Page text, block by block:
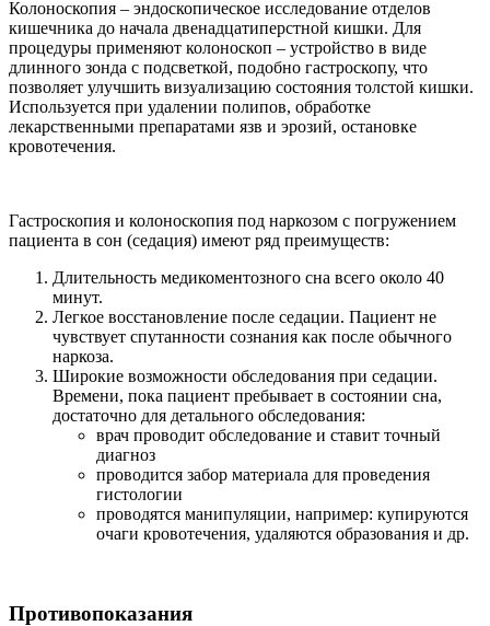
Колоноскопия – эндоскопическое исследование отделов
кишечника до начала двенадцатиперстной кишки. Для
процедуры применяют колоноскоп – устройство в виде
длинного зонда с подсветкой, подобно гастроскопу, что
позволяет улучшить визуализацию состояния толстой кишки.
Используется при удалении полипов, обработке
лекарственными препаратами язв и эрозий, остановке
кровотечения.
Гастроскопия и колоноскопия под наркозом с погружением
пациента в сон (седация) имеют ряд преимуществ:
Длительность медикоментозного сна всего около 40
минут.
Легкое восстановление после седации. Пациент не
чувствует спутанности сознания как после обычного
наркоза.
Широкие возможности обследования при седации.
Времени, пока пациент пребывает в состоянии сна,
достаточно для детального обследования:
врач проводит обследование и ставит точный
диагноз
проводится забор материала для проведения
гистологии
проводятся манипуляции, например: купируются
очаги кровотечения, удаляются образования и др.
Противопоказания